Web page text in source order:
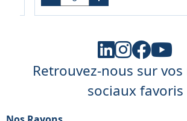
Retrouvez-nous sur
sociaux favoris